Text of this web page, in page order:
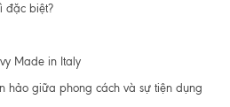
đặc biệt?
Made in Italy
hảo giữa phong cách và sự tiện dụng